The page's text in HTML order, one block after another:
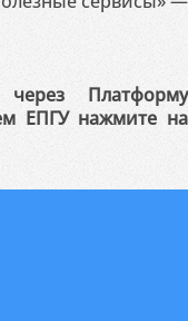
Платформу
ЕПГУ нажмите на